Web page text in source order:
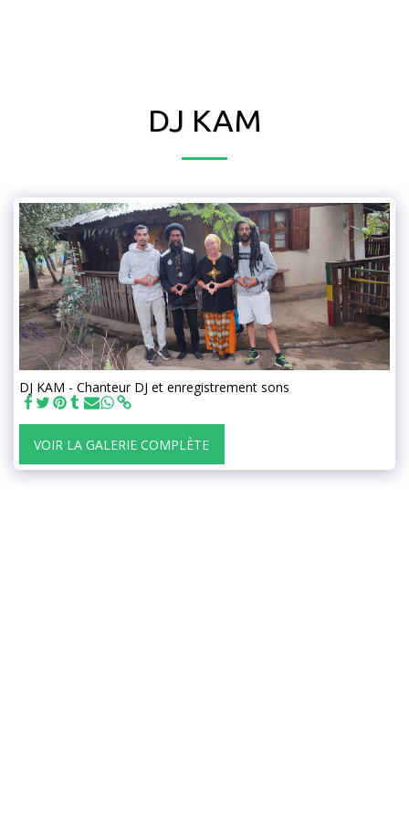
DJ KAM
DJ KAM - Chanteur DJ et enregistrement sons
VOIR LA GALERIE COMPLÈTE